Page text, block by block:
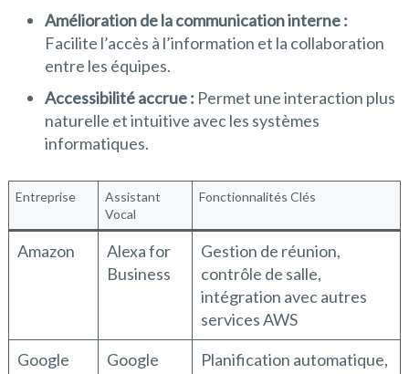
Amélioration de la communication interne :
Facilite l’accès à l’information et la collaboration
entre les équipes.
Accessibilité accrue : Permet une interaction plus
naturelle et intuitive avec les systèmes
informatiques.
Entreprise
Assistant
Vocal
Fonctionnalités Clés
Amazon
Alexa for
Business
Gestion de réunion,
contrôle de salle,
intégration avec autres
services AWS
Google
Google
Planification automatique,